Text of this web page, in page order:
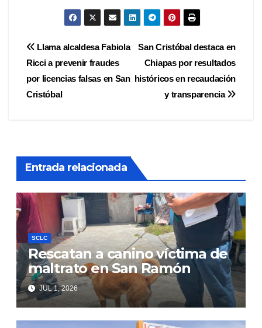
Navegación
de
entradas
San Cristóbal destaca en
Chiapas por resultados
históricos en recaudación
y transparencia
Llama alcaldesa Fabiola
Ricci a prevenir fraudes
por licencias falsas en San
Cristóbal
Entrada relacionada
SCLC
Rescatan a canino víctima de
maltrato en San Ramón
JUL 1, 2026